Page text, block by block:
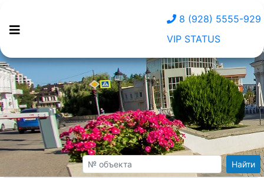
8 (928) 5555-929
VIP STATUS
Найти